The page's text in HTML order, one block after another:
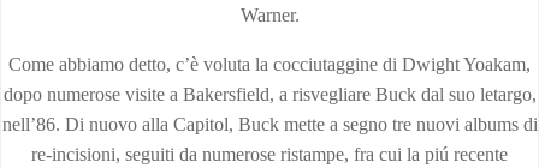
Warner.
Come abbiamo detto, c’è voluta la cocciutaggine di Dwight Yoakam,
dopo numerose visite a Bakersfield, a risvegliare Buck dal suo letargo,
nell’86. Di nuovo alla Capitol, Buck mette a segno tre nuovi albums di
re-incisioni, seguiti da numerose ristampe, fra cui la piú recente